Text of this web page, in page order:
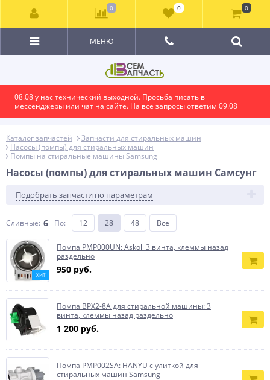
08.08 у нас технический выходной. Просьба писать в
мессенджеры или чат на сайте. На все запросы ответим 09.08
МЕНЮ
Каталог запчастей
Запчасти для стиральных машин
Насосы (помпы) для стиральных машин
Помпы на стиральные машины Samsung
Насосы (помпы) для стиральных машин Самсунг
Подобрать запчасти по параметрам
Сливные: 6 По: 12 28 48 Все
ХИТ
Помпа PMP000UN: Askoll 3 винта, клеммы назад
раздельно
950 руб.
Помпа BPX2-8A для стиральной машины: 3
винта, клеммы назад раздельно
1 200 руб.
Помпа PMP002SA: HANYU с улиткой для
стиральных машин Samsung
0 0 0